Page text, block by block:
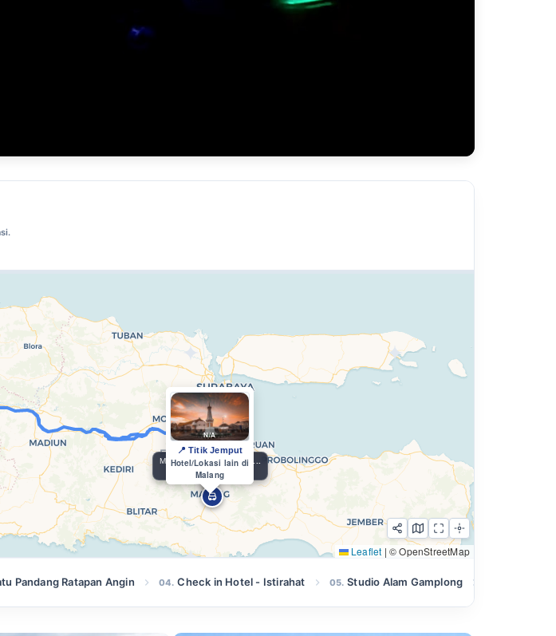
MenujuSunrise Bukit S...
Est. 9j 21m • 452.5 km
Leaflet | © OpenStreetMap
Pandang Ratapan Angin 04. Check in Hotel - Istirahat 05. Studio Alam Gamplong